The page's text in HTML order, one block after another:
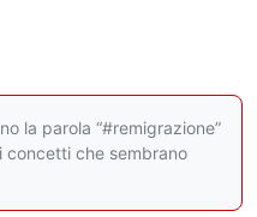
la parola “#remigrazione”
che sembrano